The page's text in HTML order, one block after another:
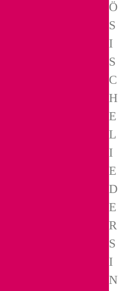
Ö
S
I
S
C
H
E
L
I
E
D
E
R
S
I
N